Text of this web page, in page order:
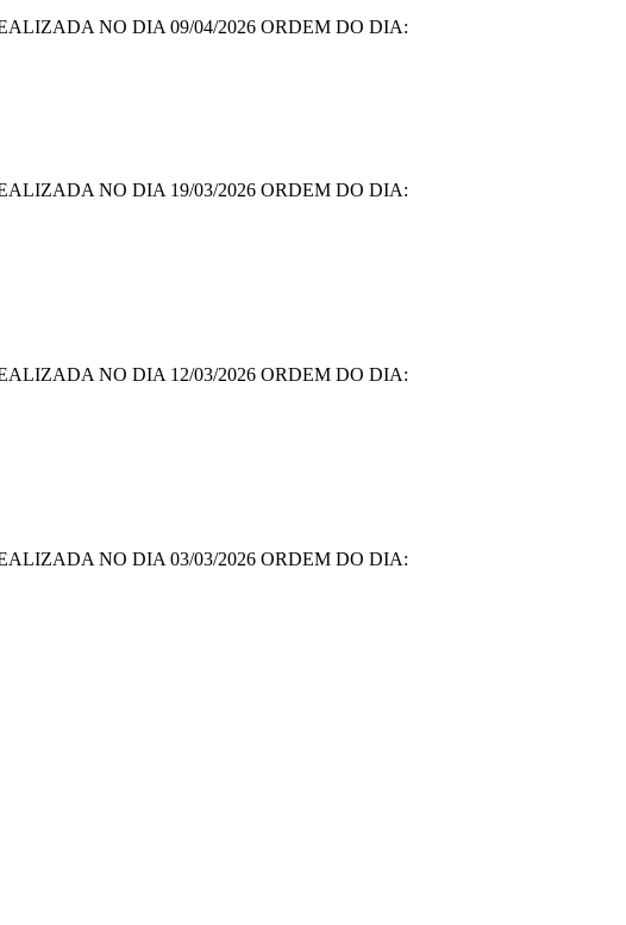
NO DIA 09/04/2026 ORDEM DO DIA:
NO DIA 19/03/2026 ORDEM DO DIA:
NO DIA 12/03/2026 ORDEM DO DIA:
NO DIA 03/03/2026 ORDEM DO DIA: